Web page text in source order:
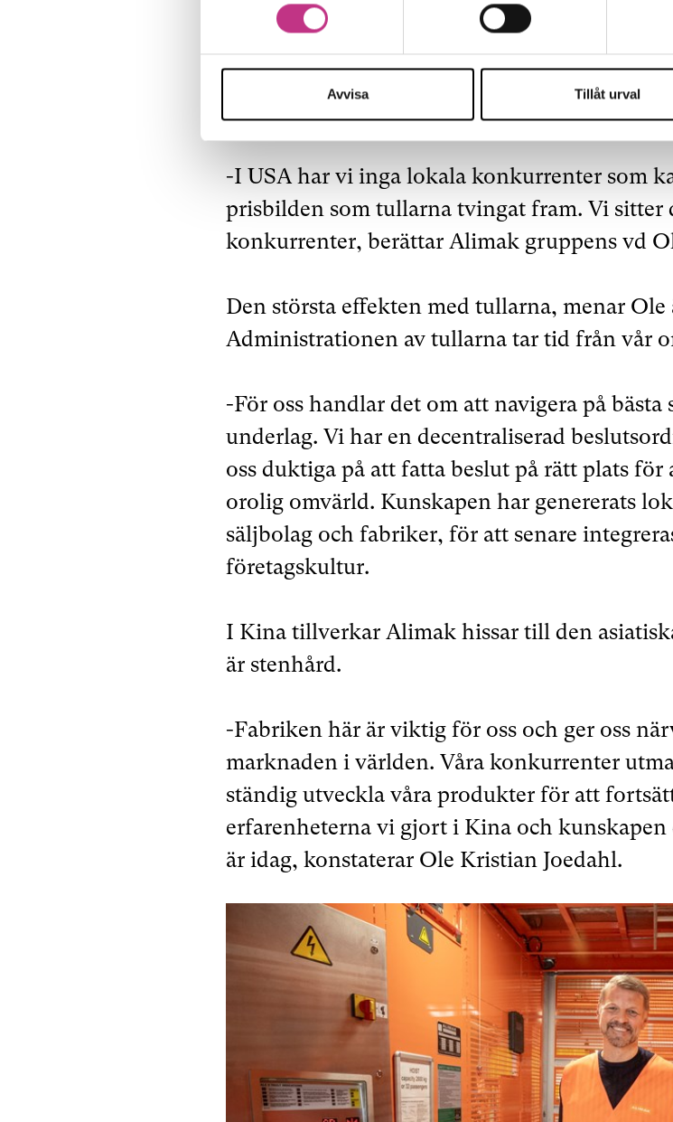
Avvisa Tillåt urval
marknaden som står för ungefär en fjärdedel
installeras av företagets två säljbolag i USA
installationsarbetet som ofta utgör en
-I USA har vi inga lokala konkurrenter som
prisbilden som tullarna tvingat fram. Vi sitter
konkurrenter, berättar Alimak gruppens vd
Den största effekten med tullarna, menar
Administrationen av tullarna tar tid från vår
-För oss handlar det om att navigera på
underlag. Vi har en decentraliserad
oss duktiga på att fatta beslut på rätt plats
orolig omvärld. Kunskapen har genererats
säljbolag och fabriker, för att senare
företagskultur.
I Kina tillverkar Alimak hissar till den
är stenhård.
-Fabriken här är viktig för oss och ger oss
marknaden i världen. Våra konkurrenter
ständig utveckla våra produkter för att
erfarenheterna vi gjort i Kina och
är idag, konstaterar Ole Kristian Joedahl.